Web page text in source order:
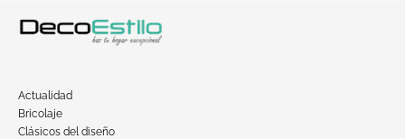
Actualidad
Bricolaje
Clásicos del diseño